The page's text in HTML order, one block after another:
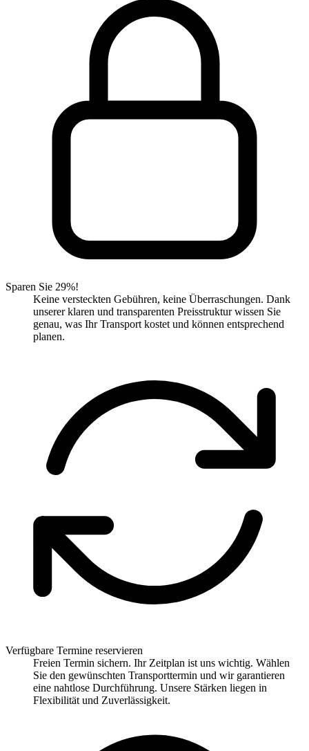
Sparen Sie 29%!
Keine versteckten Gebühren, keine Überraschungen. Dank
unserer klaren und transparenten Preisstruktur wissen Sie
genau, was Ihr Transport kostet und können entsprechend
planen.
Verfügbare Termine reservieren
Freien Termin sichern. Ihr Zeitplan ist uns wichtig. Wählen
Sie den gewünschten Transporttermin und wir garantieren
eine nahtlose Durchführung. Unsere Stärken liegen in
Flexibilität und Zuverlässigkeit.